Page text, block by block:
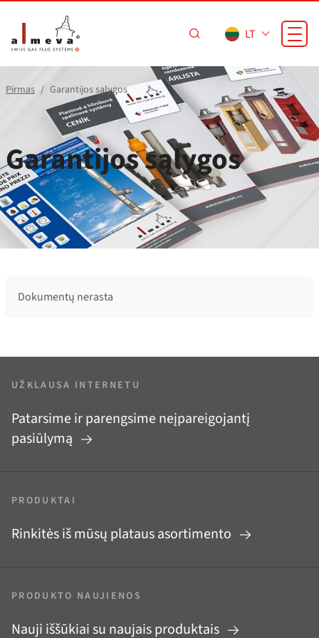
LT
Pirmas Garantijos sąlygos
Garantijos sąlygos
Dokumentų nerasta
UŽKLAUSA INTERNETU
Patarsime ir parengsime neįpareigojantį
pasiūlymą
PRODUKTAI
Rinkitės iš mūsų plataus asortimento
PRODUKTO NAUJIENOS
Nauji iššūkiai su naujais produktais